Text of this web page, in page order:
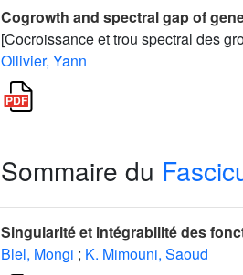
Cogrowth and spectral gap of
[Cocroissance et trou spectral des
Ollivier, Yann
Sommaire du
Singularité et intégrabilité des
Blel, Mongi ; K. Mimouni, Saoud